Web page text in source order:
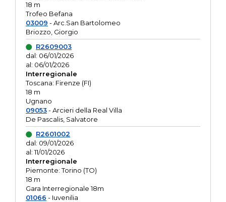
18 m
Trofeo Befana
03009 - Arc.San Bartolomeo
Briozzo, Giorgio
R2609003
dal: 06/01/2026
al: 06/01/2026
Interregionale
Toscana: Firenze (FI)
18 m
Ugnano
09053- Arcieri della Real Villa
De Pascalis, Salvatore
R2601002
dal: 09/01/2026
al: 11/01/2026
Interregionale
Piemonte: Torino (TO)
18 m
Gara Interregionale 18m
01066 - Iuvenilia